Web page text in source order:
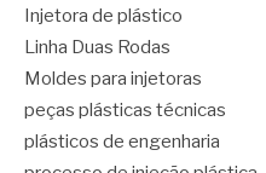
Injetora de plástico
Linha Duas Rodas
Moldes para injetoras
peças plásticas técnicas
plásticos de engenharia